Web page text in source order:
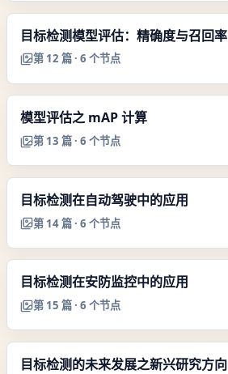
目标检测模型评估：精确度与召回率
第 12 篇 · 6 个节点
模型评估之 mAP 计算
第 13 篇 · 6 个节点
目标检测在自动驾驶中的应用
第 14篇 · 6 个节点
目标检测在安防监控中的应用
第 15 篇 · 6 个节点
目标检测的未来发展之新兴研究方向